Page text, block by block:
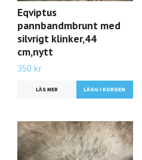
Eqviptus
pannbandmbrunt med
silvrigt klinker,44
cm,nytt
350 kr
LÄS MER